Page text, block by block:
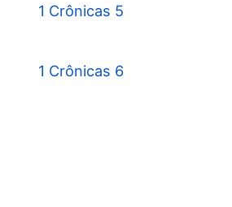
1 Crônicas 5
1 Crônicas 6